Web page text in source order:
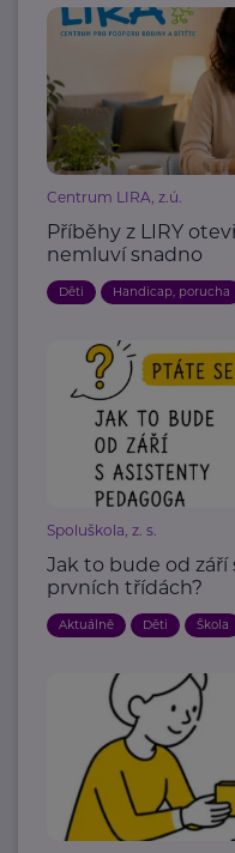
Centrum LIRA, z.ú.
Příběhy z LIRY
nemluví snadno
Děti Handicap, porucha
Spoluškola, z. s.
Jak to bude od
prvních třídách?
Aktuálně Děti Škola